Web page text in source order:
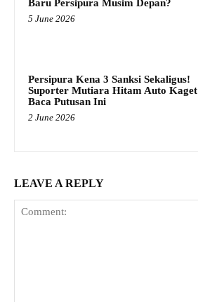
Baru Persipura Musim Depan?
5 June 2026
Persipura Kena 3 Sanksi Sekaligus!
Suporter Mutiara Hitam Auto Kaget
Baca Putusan Ini
2 June 2026
LEAVE A REPLY